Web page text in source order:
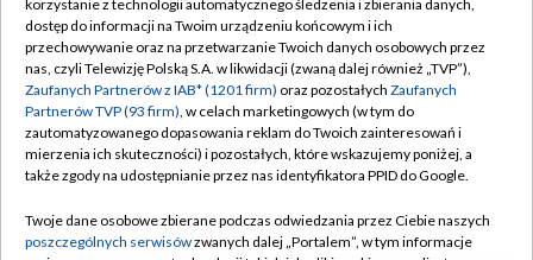
TVP
Abonament TVP
Emisja w TVP
Centrum informacji TVP
Naziemna Telewizja Cyfrowa
Rada Programowa
Regulamin TVP
Polityka prywatności
Moje zgody
Pomoc
Kontakt
korzystanie z technologii automatycznego śledzenia i zbierania danych,
dostęp do informacji na Twoim urządzeniu końcowym i ich
przechowywanie oraz na przetwarzanie Twoich danych osobowych przez
nas, czyli Telewizję Polską S.A. w likwidacji (zwaną dalej również „TVP”),
Zaufanych Partnerów z IAB* (1201 firm) oraz pozostałych Zaufanych
Partnerów TVP (93 firm), w celach marketingowych (w tym do
zautomatyzowanego dopasowania reklam do Twoich zainteresowań i
mierzenia ich skuteczności) i pozostałych, które wskazujemy poniżej, a
także zgody na udostępnianie przez nas identyfikatora PPID do Google.
Twoje dane osobowe zbierane podczas odwiedzania przez Ciebie naszych
poszczególnych serwisówzwanych dalej „Portalem”, w tym informacje